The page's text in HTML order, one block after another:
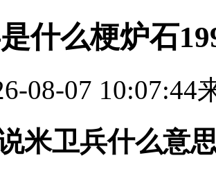
什么梗炉石
08-07 10:07:44
米卫兵什么意